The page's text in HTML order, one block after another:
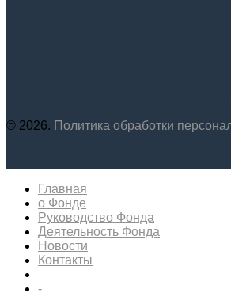
© 2026. Политика обработки
Главная
о Фонде
Руководство Фонда
Деятельность Фонда
Новости
Контакты
-